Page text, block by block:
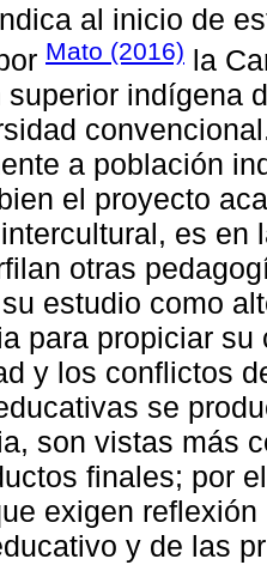
al inicio de
Mato (2016) la
superior indígena
a población
el proyecto
es en
otras
estudio como
para propiciar
y los conflictos
se
son vistas más
finales; por
exigen
y de las